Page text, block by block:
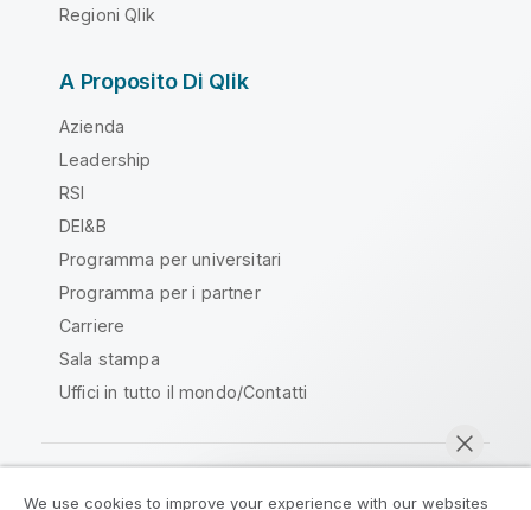
Regioni Qlik
A Proposito Di Qlik
Azienda
Leadership
RSI
DEI&B
Programma per universitari
Programma per i partner
Carriere
Sala stampa
Uffici in tutto il mondo/Contatti
We use cookies to improve your experience with our websites